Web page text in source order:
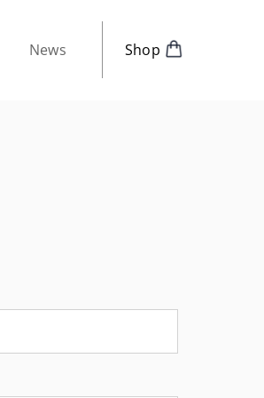
News Shop